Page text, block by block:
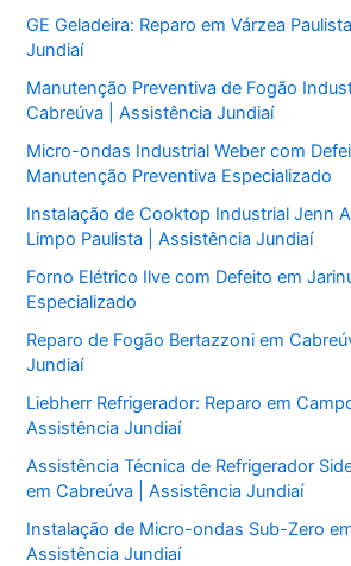
GE Geladeira: Reparo em Várzea
Jundiaí
Manutenção Preventiva de Fogão
Cabreúva | Assistência Jundiaí
Micro-ondas Industrial Weber com
Manutenção Preventiva Especializado
Instalação de Cooktop Industrial Jenn
Limpo Paulista | Assistência Jundiaí
Forno Elétrico Ilve com Defeito em
Especializado
Reparo de Fogão Bertazzoni em
Jundiaí
Liebherr Refrigerador: Reparo em
Assistência Jundiaí
Assistência Técnica de Refrigerador
em Cabreúva | Assistência Jundiaí
Instalação de Micro-ondas Sub-Zero
Assistência Jundiaí